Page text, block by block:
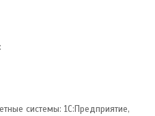
системы: 1С:Предприятие,